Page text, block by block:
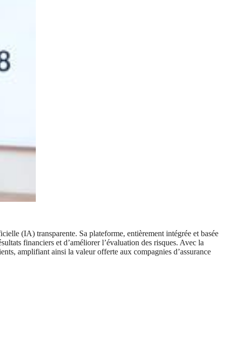
(IA) transparente. Sa plateforme, entièrement intégrée et basée
financiers et d’améliorer l’évaluation des risques. Avec la
amplifiant ainsi la valeur offerte aux compagnies d’assurance